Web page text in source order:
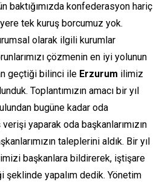
baktığımızda konfederasyon hariç
tek kuruş borcumuz yok.
olarak ilgili kurumlar
çözmenin en iyi yolunun
geçtiği bilinci ile Erzurum ilimiz
Toplantımızın amacı bir yıl
bugüne kadar oda
verişi yaparak oda başkanlarımızın
taleplerini aldık. Bir yıl
başkanlara bildirerek, iştişare
şeklinde yapalım dedik. Yönetim